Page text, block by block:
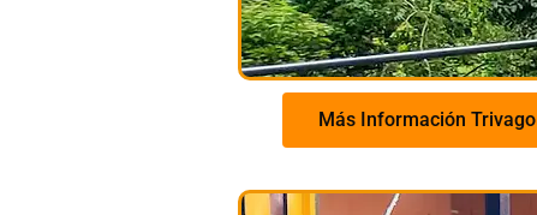
Más Información Trivago